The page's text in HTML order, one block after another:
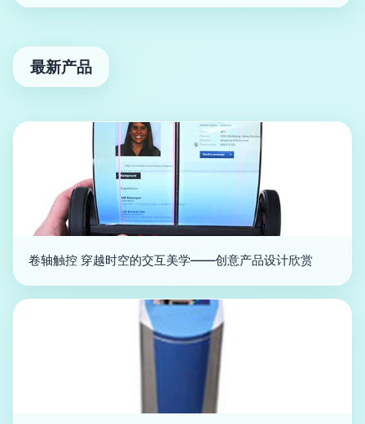
最新产品
卷轴触控 穿越时空的交互美学——创意产品设计欣赏